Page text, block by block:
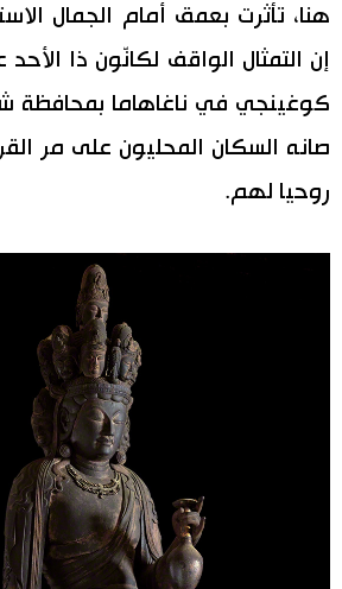
مجتمع
لايف ستايل
هنا، تأثرت بعمق أمام الجمال
إن التمثال الواقف لكانّون ذا
كوغينجي في ناغاهاما بمحافظة
صانه السكان المحليون على مر
روحيا لهم.